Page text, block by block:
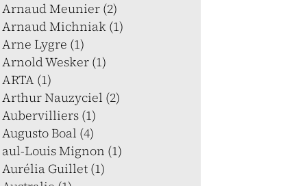
Arnaud Meunier (2)
Arnaud Michniak (1)
Arne Lygre (1)
Arnold Wesker (1)
ARTA (1)
Arthur Nauzyciel (2)
Aubervilliers (1)
Augusto Boal (4)
aul-Louis Mignon (1)
Aurélia Guillet (1)